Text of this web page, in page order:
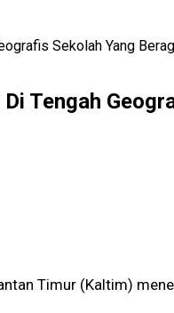
Sekolah Yang
Tengah
Timur (Kaltim)